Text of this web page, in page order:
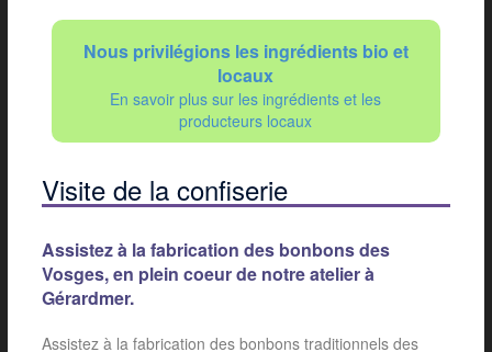
Nous privilégions les ingrédients bio et
locaux
En savoir plus sur les ingrédients et les
producteurs locaux
Visite de la confiserie
Assistez à la fabrication des bonbons des
Vosges, en plein coeur de notre atelier à
Gérardmer.
Assistez à la fabrication des bonbons traditionnels des